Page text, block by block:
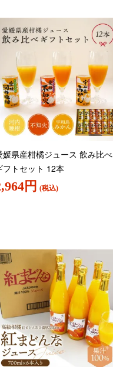
媛県産柑橘ジュース 飲み比べ
フトセット 12本
円 (税込)